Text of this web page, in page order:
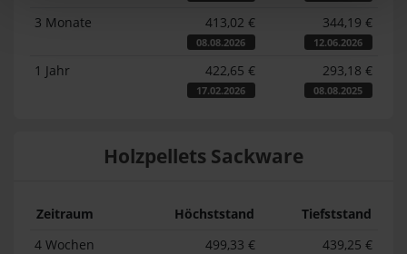
3 Monate 413,02 €
08.08.2026
344,19 €
12.06.2026
1 Jahr 422,65 €
17.02.2026
293,18 €
08.08.2025
Holzpellets Sackware
Zeitraum Höchststand
Tiefststand
4 Wochen
499,33 € 439,25 €